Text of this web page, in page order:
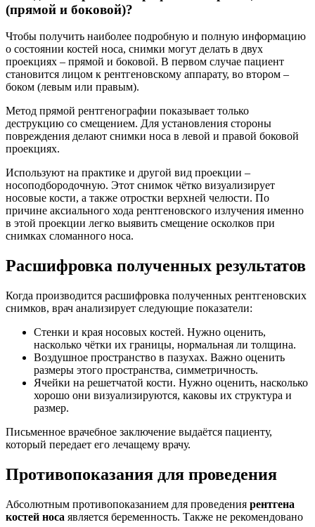
(прямой и боковой)?
Чтобы получить наиболее подробную и полную информацию
о состоянии костей носа, снимки могут делать в двух
проекциях – прямой и боковой. В первом случае пациент
становится лицом к рентгеновскому аппарату, во втором –
боком (левым или правым).
Метод прямой рентгенографии показывает только
деструкцию со смещением. Для установления стороны
повреждения делают снимки носа в левой и правой боковой
проекциях.
Используют на практике и другой вид проекции –
носоподбородочную. Этот снимок чётко визуализирует
носовые кости, а также отростки верхней челюсти. По
причине аксиального хода рентгеновского излучения именно
в этой проекции легко выявить смещение осколков при
снимках сломанного носа.
Расшифровка полученных результатов
Когда производится расшифровка полученных рентгеновских
снимков, врач анализирует следующие показатели:
Стенки и края носовых костей. Нужно оценить,
насколько чётки их границы, нормальная ли толщина.
Воздушное пространство в пазухах. Важно оценить
размеры этого пространства, симметричность.
Ячейки на решетчатой кости. Нужно оценить, насколько
хорошо они визуализируются, каковы их структура и
размер.
Письменное врачебное заключение выдаётся пациенту,
который передает его лечащему врачу.
Противопоказания для проведения
Абсолютным противопоказанием для проведения рентгена
костей носа является беременность. Также не рекомендовано